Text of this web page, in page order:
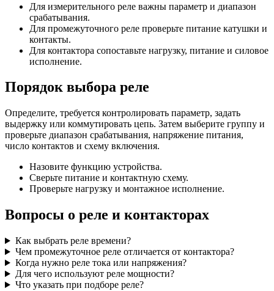
Для измерительного реле важны параметр и диапазон
срабатывания.
Для промежуточного реле проверьте питание катушки и
контакты.
Для контактора сопоставьте нагрузку, питание и силовое
исполнение.
Порядок выбора реле
Определите, требуется контролировать параметр, задать
выдержку или коммутировать цепь. Затем выберите группу и
проверьте диапазон срабатывания, напряжение питания,
число контактов и схему включения.
Назовите функцию устройства.
Сверьте питание и контактную схему.
Проверьте нагрузку и монтажное исполнение.
Вопросы о реле и контакторах
Как выбрать реле времени?
Чем промежуточное реле отличается от контактора?
Когда нужно реле тока или напряжения?
Для чего используют реле мощности?
Что указать при подборе реле?